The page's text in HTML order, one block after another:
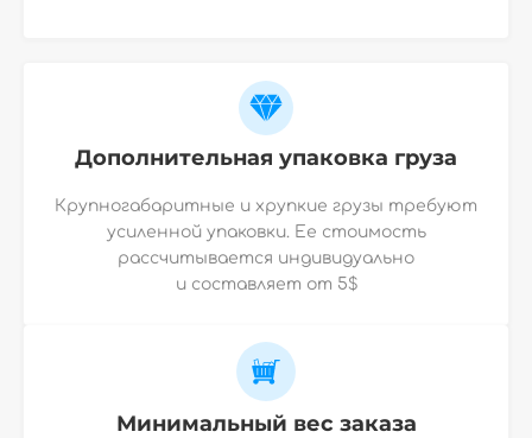
Дополнительная упаковка груза
Крупногабаритные и хрупкие грузы требуют
усиленной упаковки. Ее стоимость
рассчитывается индивидуально
и составляет от 5$
Минимальный вес заказа